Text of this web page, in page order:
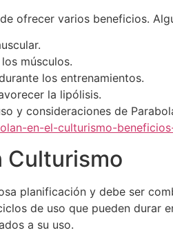
ofrecer varios beneficios.
músculos.
los entrenamientos.
la lipólisis.
y consideraciones de
en-el-culturismo-
Culturismo
planificación y debe ser
de uso que pueden durar
a su uso.